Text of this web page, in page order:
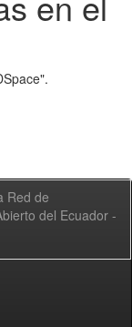
Red de
del Ecuador -